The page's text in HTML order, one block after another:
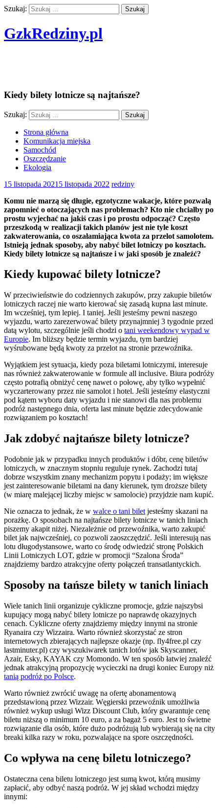
Szukaj:
GzkRedziny.pl
Kiedy bilety lotnicze są najtańsze?
Szukaj:
Strona główna
Komunikacja miejska
Samochód
Oszczędzanie
Ekologia
15 listopada 2021 5 listopada 2022 redziny
Komu nie marzą się długie, egzotyczne wakacje, które pozwalą
zapomnieć o otoczających nas problemach? Kto nie chciałby po
prostu wyjechać na jakiś czas i po prostu odpocząć? Często
przeszkodą w realizacji takich planów jest nie tyle koszt
zakwaterowania, co oszałamiająca kwota za przelot samolotem.
Istnieją jednak sposoby, aby nabyć bilet lotniczy po kosztach.
Kiedy bilety lotnicze są najtańsze i w jaki sposób je znaleźć?
Kiedy kupować bilety lotnicze?
W przeciwieństwie do codziennych zakupów, przy zakupie biletów
lotniczych raczej nie warto kierować się zasadą kupna last minute.
Im wcześniej, tym lepiej. I taniej. Jeśli jesteśmy pewni naszego
wyjazdu, warto zarezerwować bilety przynajmniej 3 tygodnie przed
datą wylotu, szczególnie jeśli chodzi o tani weekendowy wypad w
Europie. Im bliższy będzie termin wyjazdu, tym bardziej
wyśrubowane będą kwoty za przelot na stronie przewoźnika.
Wyjątkiem jest sytuacja, kiedy poza biletami lotniczymi, interesuje
nas również zakwaterowanie w formule all inclusive. Biura podróży
często potrafią obniżyć cenę nawet o połowę, aby tylko wypełnić
wyczarterowany przez nie samolot i hotel. Jeśli jesteśmy elastyczni
pod kątem wyboru daty wyjazdu i nie stanowi dla nas problemu
podróż następnego dnia, oferta last minute będzie zdecydowanie
rozwiązaniem po kosztach!
Jak zdobyć najtańsze bilety lotnicze?
Podobnie jak w przypadku innych produktów i dóbr, cenę biletów
lotniczych, w znacznym stopniu reguluje rynek. Zachodzi tutaj
dobrze wszystkim znany mechanizm popytu i podaży; im większe
jest zainteresowanie biletami na dany kierunek, tym droższe bilety
(w miarę malejącej liczby miejsc w samolocie) przyjdzie nam kupić.
Nie oznacza to jednak, że w walce o tani bilet jesteśmy skazani na
porażkę. O sposobach na najtańsze bilety lotnicze w tanich liniach
piszemy akapit niżej. Niezależnie od przewoźnika, warto zakupić
bilet jak najwcześniej, co pozwoli zaoszczędzić. Jeśli interesują nas
lotu długodystansowe, warto co środę odwiedzić stronę Polskich
Linii Lotniczych LOT, gdzie w promocji “Szalona Środa”
znajdziemy bardzo atrakcyjne oferty połączeń transatlantyckich.
Sposoby na tańsze bilety w tanich liniach
Wiele tanich linii organizuje cykliczne promocje, gdzie najszybsi
kupujący mogą nabyć bilety lotnicze po naprawdę okazyjnych
cenach. Cykliczne oferty znajdziemy między innymi na stronie
Ryanaira czy Wizzaira. Warto również skorzystać ze stron
internetowych zbierających najlepsze okazje (np. fly4free.pl czy
lastminuter.pl) czy wyszukiwarek tanich lotów jak Skyscanner,
Azair, Esky, KAYAK czy Momondo. W ten sposób łatwiej znaleźć
jednak atrakcyjną propozycję wycieczki na drugi koniec Europy niż
tanią podróż po Polsce.
Warto również zwrócić uwagę na ofertę abonamentową
przedstawioną przez Wizzair. Węgierski przewoźnik umożliwia
również wykup usługi Wizz Discount Club, który gwarantuje cenę
biletu niższą o minimum 10 euro, a za bagaż 5 euro. Jest to świetne
rozwiązanie dla osób, które dużo podróżują lub wybierają się na city
breaki kilka razy w roku, pozwalające na spore oszczędności.
Co wpływa na cenę biletu lotniczego?
Ostateczna cena biletu lotniczego jest sumą kwot, którą musimy
zapłacić, aby odbyć naszą podróż. W jej skład wchodzi między
innymi: